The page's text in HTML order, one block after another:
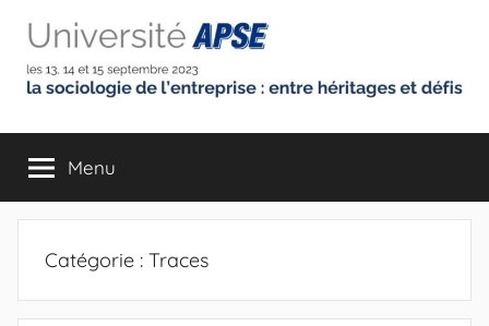
contenu
Université
de
l'Association
Pour
de
l'entreprise
:
entre
et
Menu
Catégorie : Traces